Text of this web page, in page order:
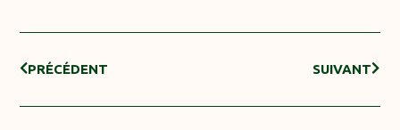
PRÉCÉDENT SUIVANT